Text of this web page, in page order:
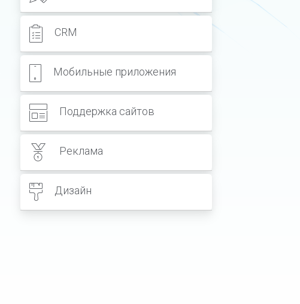
CRM
Мобильные приложения
Поддержка сайтов
Реклама
Дизайн